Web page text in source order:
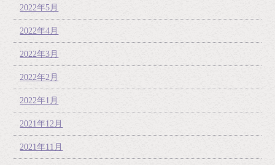
2022年5月
2022年4月
2022年3月
2022年2月
2022年1月
2021年12月
2021年11月